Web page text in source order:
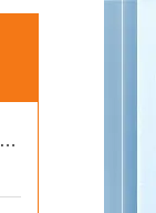
广东德瑞 温湿震三综合试验箱：解决多工况相互干扰的2026选型标准